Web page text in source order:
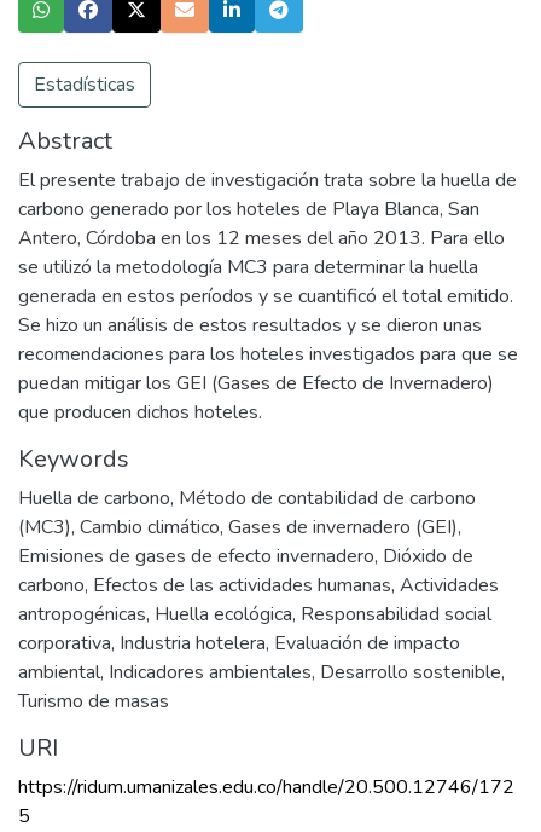
Estadísticas
Abstract
El presente trabajo de investigación trata sobre la huella de
carbono generado por los hoteles de Playa Blanca, San
Antero, Córdoba en los 12 meses del año 2013. Para ello
se utilizó la metodología MC3 para determinar la huella
generada en estos períodos y se cuantificó el total emitido.
Se hizo un análisis de estos resultados y se dieron unas
recomendaciones para los hoteles investigados para que se
puedan mitigar los GEI (Gases de Efecto de Invernadero)
que producen dichos hoteles.
Keywords
Huella de carbono, Método de contabilidad de carbono
(MC3), Cambio climático, Gases de invernadero (GEI),
Emisiones de gases de efecto invernadero, Dióxido de
carbono, Efectos de las actividades humanas, Actividades
antropogénicas, Huella ecológica, Responsabilidad social
corporativa, Industria hotelera, Evaluación de impacto
ambiental, Indicadores ambientales, Desarrollo sostenible,
Turismo de masas
URI
https://ridum.umanizales.edu.co/handle/20.500.12746/172
5